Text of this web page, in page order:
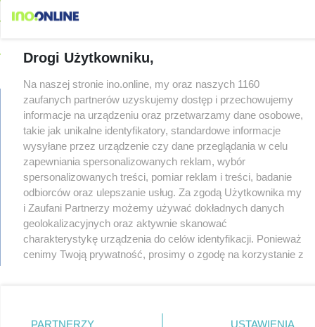
08-04 91-latek chciał pomnożyć oszczędności. Stracił ponad 10 tys.
hołd dla Jana Kasprowicza
08-04 Jest wykonawca remontu dachu sali gimastycznej
08-04 Dlaczego sauny, a nie boiska dla dzieci? Ratusz odpowiada
08-04 Połowa wakacji na drogach. Policja podsumowała lipiec
Wroński do radnych: Zamiast ingerować w prywatną własność
zajmijcie się gospodarką
08-04 Darrell Harris: Możemy nawiązać walkę z każdym w tej lidze
08-03 Zarzut dla kierowcy Mercedesa po tragedii na Rąbinie TYLKO U
NAS
08-03 Sen o potędze. Nowy utwór rapera z Inowrocławia przeciwko
uzależnieniom
08-03 Widziałeś ten wypadek? Policja szuka świadków
147 km/h zamiast 90. 29-latek stracił prawo jazdy na trzy
regulamin
reklama
redakcja
pliki cookies
prywatność
reklamacje
gowork.pl
oferty pracy
© copyright 2000-2026 Ino-online Media
Drogi Użytkowniku,
Na naszej stronie ino.online, my oraz naszych 1160
zaufanych partnerów uzyskujemy dostęp i przechowujemy
informacje na urządzeniu oraz przetwarzamy dane osobowe,
takie jak unikalne identyfikatory, standardowe informacje
wysyłane przez urządzenie czy dane przeglądania w celu
zapewniania spersonalizowanych reklam, wybór
spersonalizowanych treści, pomiar reklam i treści, badanie
odbiorców oraz ulepszanie usług. Za zgodą Użytkownika my
i Zaufani Partnerzy możemy używać dokładnych danych
geolokalizacyjnych oraz aktywnie skanować
charakterystykę urządzenia do celów identyfikacji. Ponieważ
cenimy Twoją prywatność, prosimy o zgodę na korzystanie z
. Niektóre rodzaje przetwarzania
PARTNERZY USTAWIENIA